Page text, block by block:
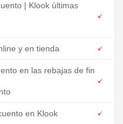
| Klook últimas
y en tienda
en las rebajas de fin
en Klook